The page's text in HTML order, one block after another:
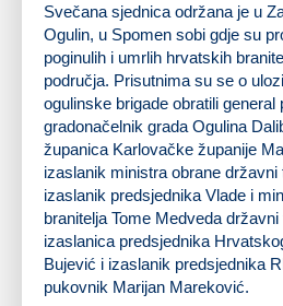
Svečana sjednica održana je u
Ogulin, u Spomen sobi gdje su
poginulih i umrlih hrvatskih
područja. Prisutnima su se o
ogulinske brigade obratili
gradonačelnik grada Ogulina
županica Karlovačke županije
izaslanik ministra obrane
izaslanik predsjednika Vlade i
branitelja Tome Medveda
izaslanica predsjednika
Bujević i izaslanik predsjednika
pukovnik Marijan Mareković.